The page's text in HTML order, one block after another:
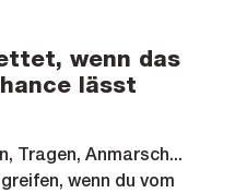
wenn das
lässt
Tragen, Anmarsch...
wenn du vom